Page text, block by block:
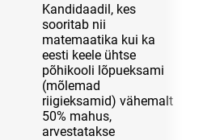
Kandidaadil, kes
sooritab nii
matemaatika kui ka
eesti keele ühtse
põhikooli lõpueksami
(mõlemad
riigieksamid) vähemalt
50% mahus,
arvestatakse